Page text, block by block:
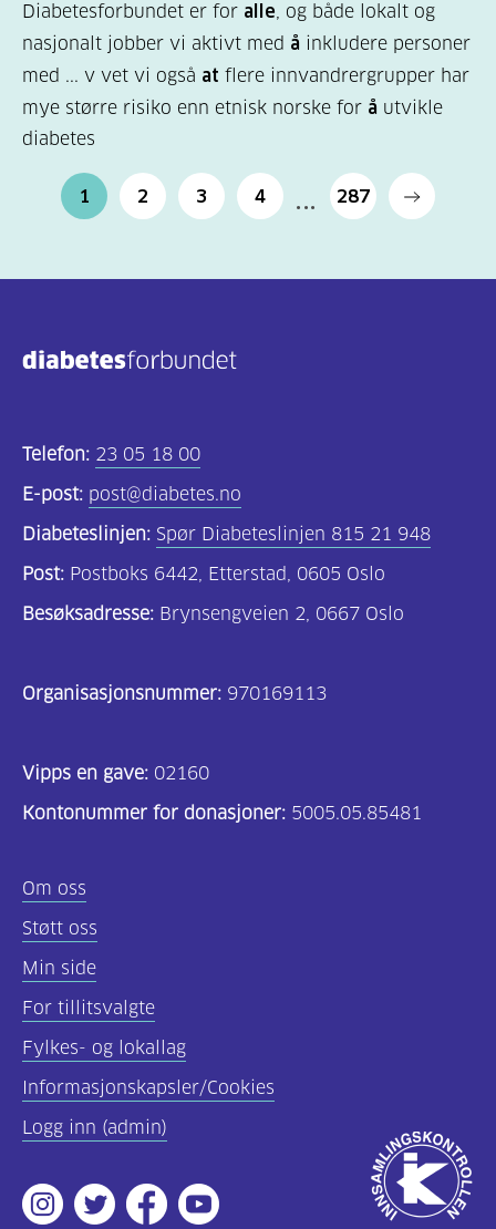
Diabetesforbundet er for alle, og både lokalt og
nasjonalt jobber vi aktivt med å inkludere personer
med ... v vet vi også at flere innvandrergrupper har
mye større risiko enn etnisk norske for å utvikle
diabetes
1 2 3 4 287
Telefon: 23 05 18 00
E-post: post@diabetes.no
Diabeteslinjen: Spør Diabeteslinjen 815 21 948
Post: Postboks 6442, Etterstad, 0605 Oslo
Besøksadresse: Brynsengveien 2, 0667 Oslo
Organisasjonsnummer: 970169113
Vipps en gave: 02160
Kontonummer for donasjoner: 5005.05.85481
Om oss
Støtt oss
Min side
For tillitsvalgte
Fylkes- og lokallag
Informasjonskapsler/Cookies
Logg inn (admin)
Instagram
TwitterFacebookYoutube
Godkjent
av